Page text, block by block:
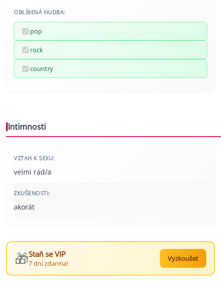
OBLÍBENÁ HUDBA:
pop
rock
country
Intimnosti
VZTAH K SEXU:
velmi rád/a
ZKUŠENOSTI:
akorát
🎁Staň se VIP
7 dní zdarma!
Vyzkoušet